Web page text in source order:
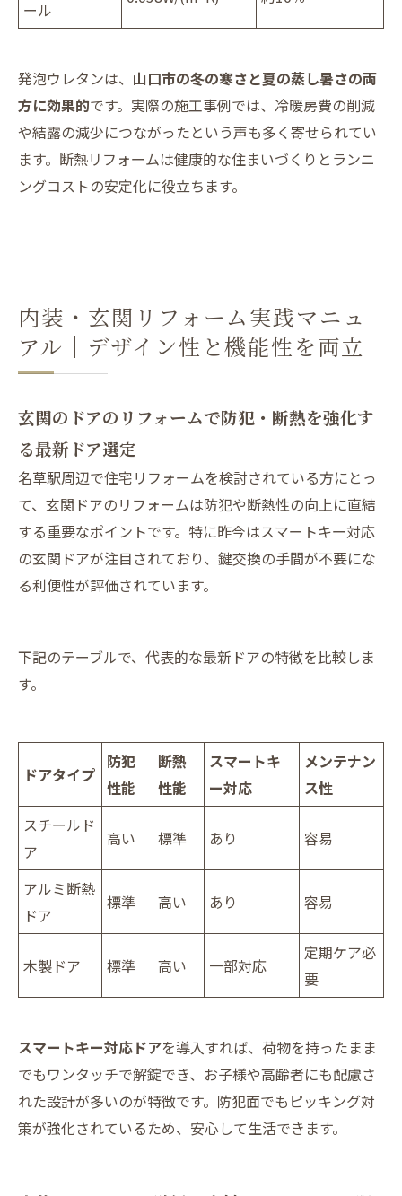
ール
発泡ウレタンは、 山口市の冬の寒さと夏の蒸し暑さの両
方に効果的です。実際の施工事例では、冷暖房費の削減
や結露の減少につながったという声も多く寄せられてい
ます。断熱リフォームは健康的な住まいづくりとランニ
ングコストの安定化に役立ちます。
内装・玄関リフォーム実践マニュ
アル｜デザイン性と機能性を両立
玄関のドアのリフォームで防犯・断熱を強化す
る最新ドア選定
名草駅周辺で住宅リフォームを検討されている方にとっ
て、玄関ドアのリフォームは防犯や断熱性の向上に直結
する重要なポイントです。特に昨今はスマートキー対応
の玄関ドアが注目されており、鍵交換の手間が不要にな
る利便性が評価されています。
下記のテーブルで、代表的な最新ドアの特徴を比較しま
す。
ドアタイプ
防犯
性能
断熱
性能
スマートキ
ー対応
メンテナン
ス性
スチールド
ア
高い 標準 あり 容易
アルミ断熱
ドア
標準 高い あり 容易
木製ドア 標準 高い 一部対応
定期ケア必
要
スマートキー対応ドアを導入すれば、荷物を持ったまま
でもワンタッチで解錠でき、お子様や高齢者にも配慮さ
れた設計が多いのが特徴です。防犯面でもピッキング対
策が強化されているため、安心して生活できます。